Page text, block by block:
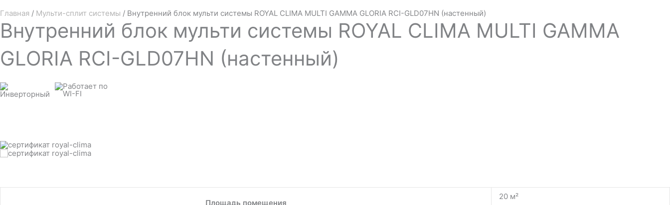
Главная / Мульти-сплит системы / Внутренний блок мульти системы ROYAL CLIMA MULTI GAMMA GLORIA RCI-GLD07HN (настенный)
Внутренний блок мульти системы ROYAL CLIMA MULTI GAMMA
GLORIA RCI-GLD07HN (настенный)
Площадь помещения
20 м²